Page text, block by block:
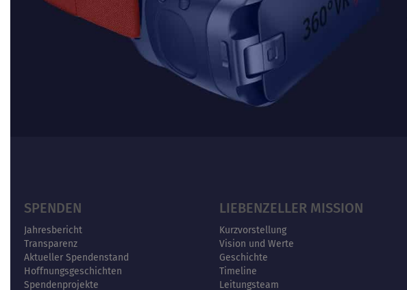
SPENDEN
Jahresbericht
Transparenz
Aktueller Spendenstand
Hoffnungsgeschichten
Spendenprojekte
LIEBENZELLER MISSION
Kurzvorstellung
Vision und Werte
Geschichte
Timeline
Leitungsteam